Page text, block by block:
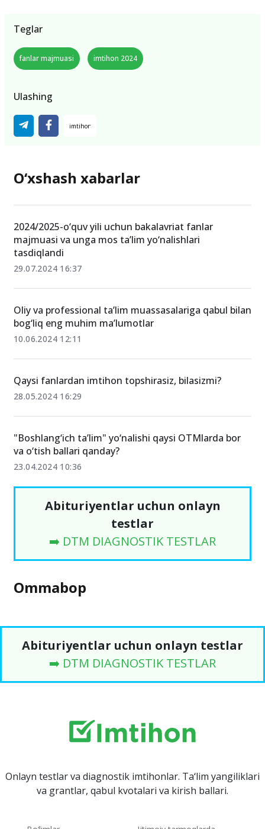
Teglar
fanlar majmuasi imtihon 2024
Ulashing
O‘xshash xabarlar
2024/2025-o‘quv yili uchun bakalavriat fanlar
majmuasi va unga mos ta’lim yo‘nalishlari
tasdiqlandi
29.07.2024 16:37
Oliy va professional ta’lim muassasalariga qabul bilan
bog‘liq eng muhim ma’lumotlar
10.06.2024 12:11
Qaysi fanlardan imtihon topshirasiz, bilasizmi?
28.05.2024 16:29
"Boshlang‘ich taʼlim" yo‘nalishi qaysi OTMlarda bor
va o‘tish ballari qanday?
23.04.2024 10:36
Abituriyentlar uchun onlayn
testlar
➡️ DTM DIAGNOSTIK TESTLAR
Ommabop
Abituriyentlar uchun onlayn testlar
➡️ DTM DIAGNOSTIK TESTLAR
Onlayn testlar va diagnostik imtihonlar. Ta‘lim yangiliklari
va grantlar, qabul kvotalari va kirish ballari.